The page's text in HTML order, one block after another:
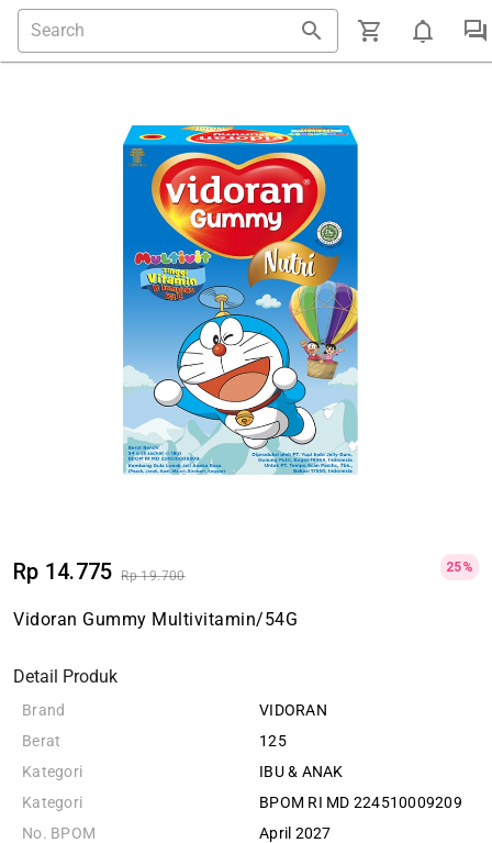
Rp 14.775 Rp 19.700
25%
Vidoran Gummy Multivitamin/54G
Detail Produk
Brand
Berat
Kategori
Kategori
No. BPOM
VIDORAN
125
IBU & ANAK
BPOM RI MD 224510009209
April 2027